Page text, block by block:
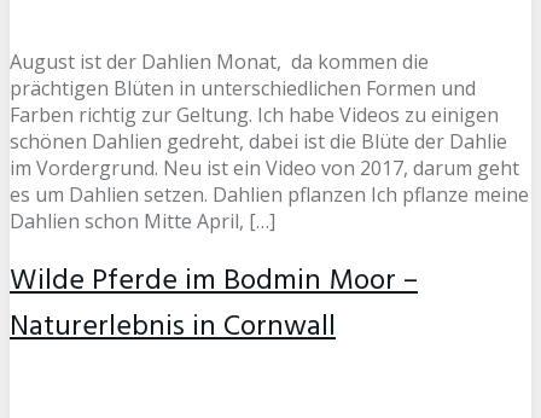
August ist der Dahlien Monat, da kommen die
prächtigen Blüten in unterschiedlichen Formen und
Farben richtig zur Geltung. Ich habe Videos zu einigen
schönen Dahlien gedreht, dabei ist die Blüte der Dahlie
im Vordergrund. Neu ist ein Video von 2017, darum geht
es um Dahlien setzen. Dahlien pflanzen Ich pflanze meine
Dahlien schon Mitte April, […]
Wilde Pferde im Bodmin Moor –
Naturerlebnis in Cornwall